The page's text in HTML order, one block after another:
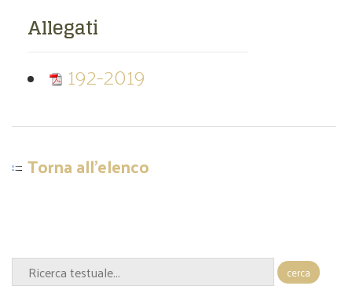
Allegati
192-2019
Torna all'elenco
cerca